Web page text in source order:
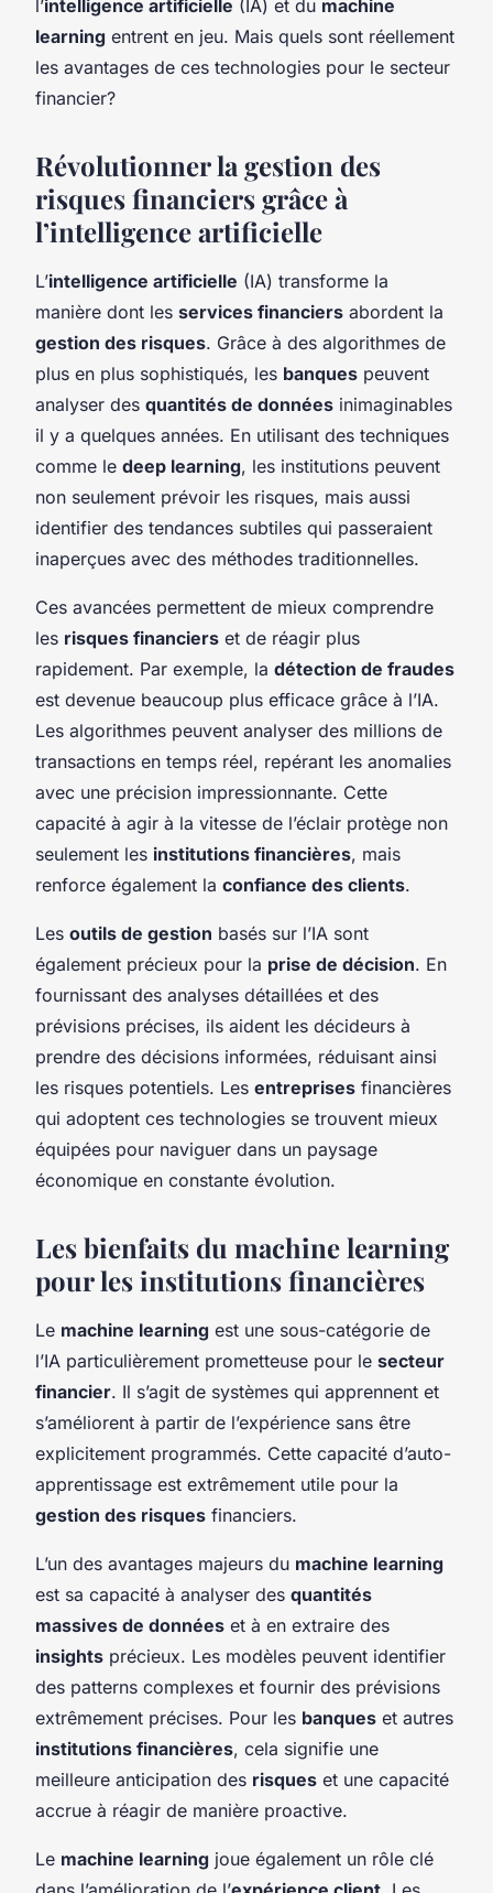
l’intelligence artificielle (IA) et du machine
learning entrent en jeu. Mais quels sont réellement
les avantages de ces technologies pour le secteur
financier?
Révolutionner la gestion des
risques financiers grâce à
l’intelligence artificielle
L’intelligence artificielle (IA) transforme la
manière dont les services financiers abordent la
gestion des risques. Grâce à des algorithmes de
plus en plus sophistiqués, les banques peuvent
analyser des quantités de données inimaginables
il y a quelques années. En utilisant des techniques
comme le deep learning, les institutions peuvent
non seulement prévoir les risques, mais aussi
identifier des tendances subtiles qui passeraient
inaperçues avec des méthodes traditionnelles.
Ces avancées permettent de mieux comprendre
les risques financiers et de réagir plus
rapidement. Par exemple, la détection de fraudes
est devenue beaucoup plus efficace grâce à l’IA.
Les algorithmes peuvent analyser des millions de
transactions en temps réel, repérant les anomalies
avec une précision impressionnante. Cette
capacité à agir à la vitesse de l’éclair protège non
seulement les institutions financières, mais
renforce également la confiance des clients.
Les outils de gestion basés sur l’IA sont
également précieux pour la prise de décision. En
fournissant des analyses détaillées et des
prévisions précises, ils aident les décideurs à
prendre des décisions informées, réduisant ainsi
les risques potentiels. Les entreprises financières
qui adoptent ces technologies se trouvent mieux
équipées pour naviguer dans un paysage
économique en constante évolution.
Les bienfaits du machine learning
pour les institutions financières
Le machine learning est une sous-catégorie de
l’IA particulièrement prometteuse pour le secteur
financier. Il s’agit de systèmes qui apprennent et
s’améliorent à partir de l’expérience sans être
explicitement programmés. Cette capacité d’auto-
apprentissage est extrêmement utile pour la
gestion des risques financiers.
L’un des avantages majeurs du machine learning
est sa capacité à analyser des quantités
massives de données et à en extraire des
insights précieux. Les modèles peuvent identifier
des patterns complexes et fournir des prévisions
extrêmement précises. Pour les banques et autres
institutions financières, cela signifie une
meilleure anticipation des risques et une capacité
accrue à réagir de manière proactive.
Le machine learning joue également un rôle clé